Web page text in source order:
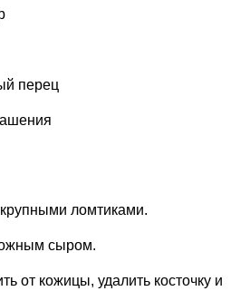
перец
ломтиками.
сыром.
от кожицы, удалить косточку и